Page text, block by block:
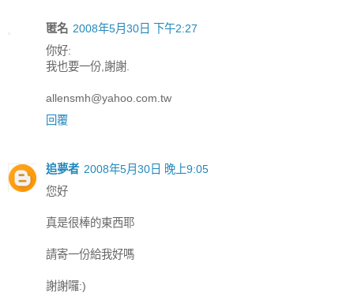
匿名 2008年5月30日 下午2:27
你好:
我也要一份,謝謝.
allensmh@yahoo.com.tw
回覆
追夢者 2008年5月30日 晚上9:05
您好
真是很棒的東西耶
請寄一份給我好嗎
謝謝囉:)